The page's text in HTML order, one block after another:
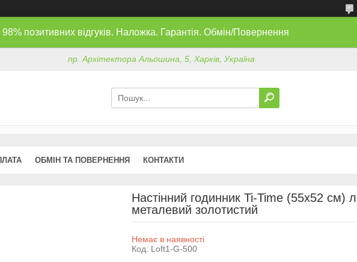
98% позитивних відгуків. Наложка. Гарантія. Обмін/Повернення
пр. Архітектора Альошина, 5, Харків, Україна
ОБМІН ТА ПОВЕРНЕННЯ КОНТАКТИ
Настінний годинник Ti-Time (55х52 см)
металевий золотистий
Немає в наявності
Код: Loft1-G-500